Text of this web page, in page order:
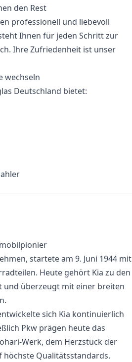
den Rest
professionell und liebevoll
Ihnen für jeden Schritt zur
Ihre Zufriedenheit ist unser
Deutschland bietet:
startete am 9. Juni 1944 mit
Heute gehört Kia zu den
überzeugt mit einer breiten
sich Kia kontinuierlich
Pkw prägen heute das
Werk, dem Herzstück der
höchste Qualitätsstandards.